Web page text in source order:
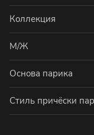
Коллекция
М/Ж
Основа парика
Стиль причёски